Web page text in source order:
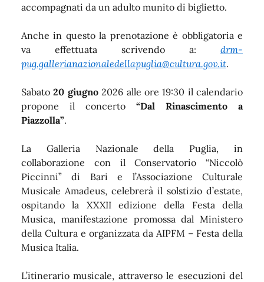
accompagnati da un adulto munito di biglietto.
Anche in questo la prenotazione è obbligatoria e
va effettuata scrivendo a: drm-
pug.gallerianazionaledellapuglia@cultura.gov.it.
Sabato20 giugno2026 alle ore 19:30 il calendario
propone il concerto “Dal Rinascimento a
Piazzolla”.
La Galleria Nazionale della Puglia, in
collaborazione con il Conservatorio “Niccolò
Piccinni” di Bari e l’Associazione Culturale
Musicale Amadeus, celebrerà il solstizio d’estate,
ospitando la XXXII edizione della Festa della
Musica, manifestazione promossa dal Ministero
della Cultura e organizzata da AIPFM – Festa della
Musica Italia.
L’itinerario musicale, attraverso le esecuzioni del